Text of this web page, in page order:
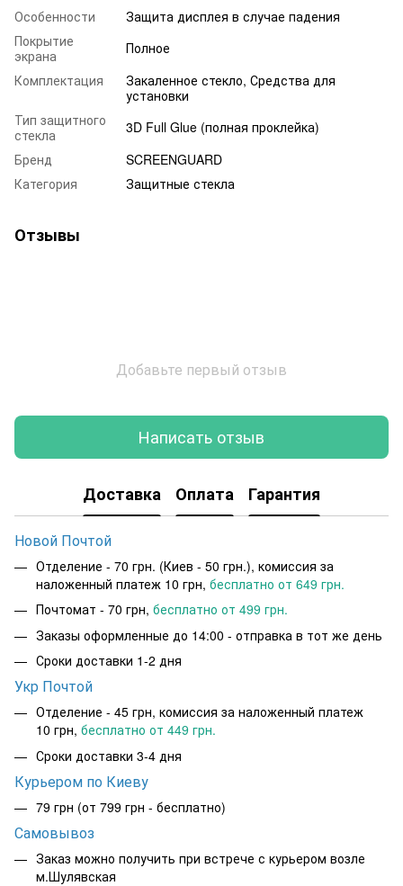
Особенности
Защита дисплея в случае падения
Покрытие
экрана
Полное
Комплектация
Закаленное стекло, Средства для
установки
Тип защитного
стекла
3D Full Glue (полная проклейка)
Бренд
SCREENGUARD
Категория
Защитные стекла
Отзывы
Добавьте первый отзыв
Написать отзыв
Доставка Оплата Гарантия
Новой Почтой
Отделение - 70 грн. (Киев - 50 грн.), комиссия за
наложенный платеж 10 грн, бесплатно от 649 грн.
Почтомат - 70 грн, бесплатно от 499 грн.
Заказы оформленные до 14:00 - отправка в тот же день
Сроки доставки 1-2 дня
Укр Почтой
Отделение - 45 грн, комиссия за наложенный платеж
10 грн, бесплатно от 449 грн.
Сроки доставки 3-4 дня
Курьером по Киеву
79 грн (от 799 грн - бесплатно)
Самовывоз
Заказ можно получить при встрече с курьером возле
м.Шулявская